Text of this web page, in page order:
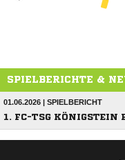
SPIELBERICHTE &
01.06.2026 | SPIELBERICHT
1. FC-TSG KÖNIGSTEIN